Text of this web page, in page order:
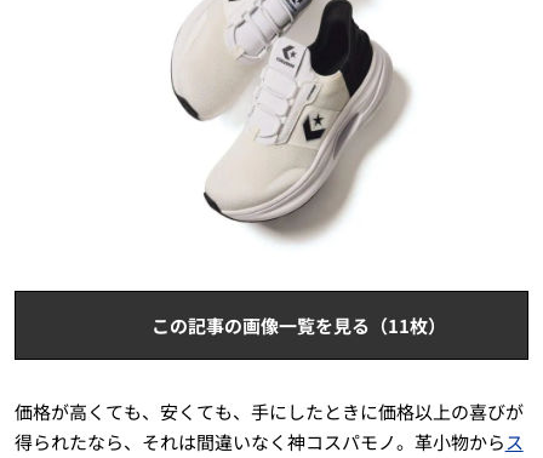
この記事の画像一覧を見る（11枚）
価格が高くても、安くても、手にしたときに価格以上の喜びが
得られたなら、それは間違いなく神コスパモノ。革小物からス